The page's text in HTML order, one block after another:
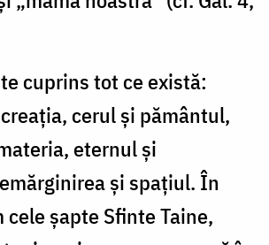
cuprins tot ce există:
cerul şi pământul,
eternul şi
şi spaţiul. În
cele şapte Sfinte Taine,